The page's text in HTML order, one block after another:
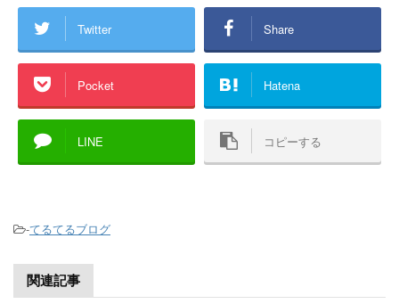
Twitter Share
Pocket Hatena
LINE コピーする
-てるてるブログ
関連記事